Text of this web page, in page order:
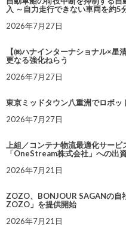
入 ～自力走行できない車両を約5
2026年7月27日
【㈱ハナインターナショナル×星
更なる強化ねらう
2026年7月27日
東京ミッドタウン八重洲でロボ
2026年7月27日
上組／コンテナ物流最適化サー
「OneStream株式会社」への出
2026年7月21日
ZOZO、BONJOUR SAGANの
ZOZO」を提供開始
2026年7月21日